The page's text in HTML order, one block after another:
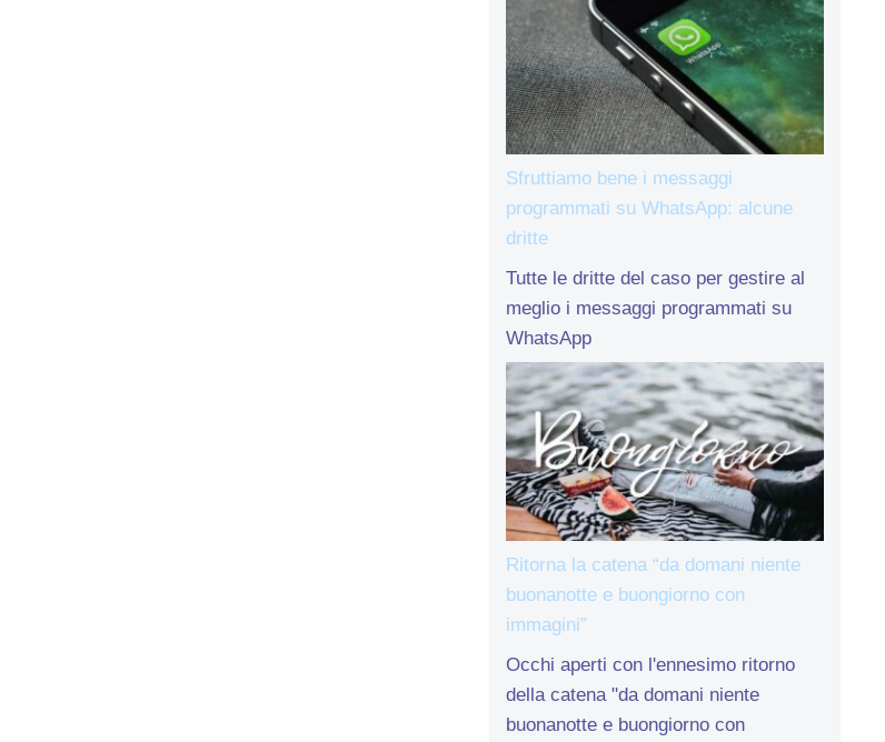
Sfruttiamo bene i messaggi
programmati su WhatsApp: alcune
dritte
Tutte le dritte del caso per gestire al
meglio i messaggi programmati su
WhatsApp
Ritorna la catena “da domani niente
buonanotte e buongiorno con
immagini”
Occhi aperti con l'ennesimo ritorno
della catena "da domani niente
buonanotte e buongiorno con